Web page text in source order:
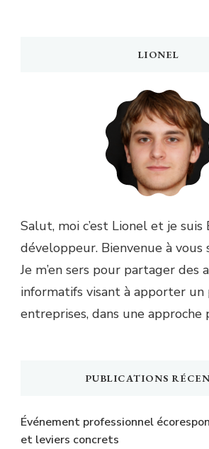
LIONEL
Salut, moi c’est Lionel et je suis
développeur. Bienvenue à vous
Je m’en sers pour partager des
informatifs visant à apporter un
entreprises, dans une approche
PUBLICATIONS
Événement professionnel
et leviers concrets